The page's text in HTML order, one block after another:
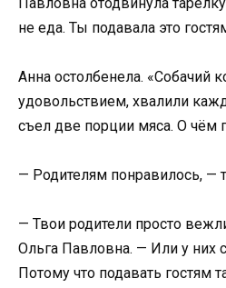
не еда. Ты подавала это
Анна остолбенела. «Собачий
удовольствием, хвалили
съел две порции мяса. О чём
— Родителям понравилось, —
— Твои родители просто
Ольга Павловна. — Или у них
Потому что подавать гостям